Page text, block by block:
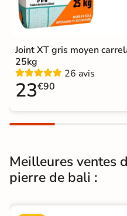
Résistant au Gel
Variation de la
couleur
V4
Conditionnement
Support
Joint XT gris moyen
25kg
26 avis
23€90
Meilleures ventes
pierre de bali :